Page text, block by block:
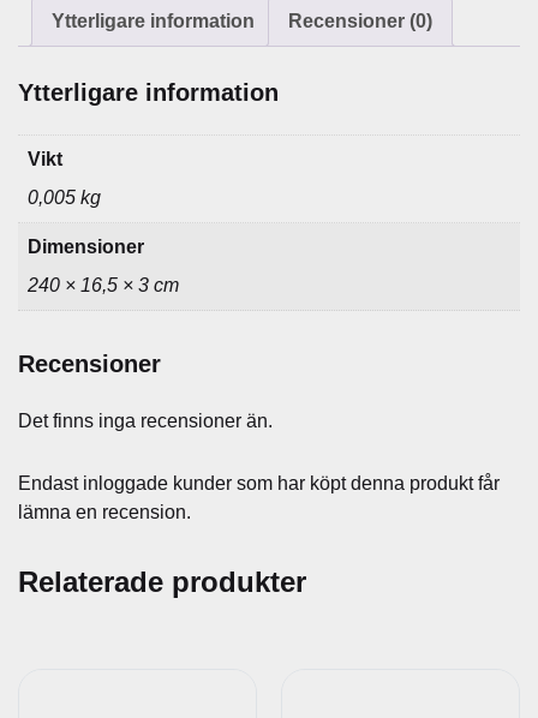
Ytterligare information Recensioner (0)
Ytterligare information
Vikt
0,005 kg
Dimensioner
240 × 16,5 × 3 cm
Recensioner
Det finns inga recensioner än.
Endast inloggade kunder som har köpt denna produkt får
lämna en recension.
Relaterade produkter